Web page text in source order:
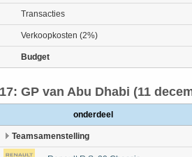
Transacties
Verkoopkosten (2%)
Budget
GP van Abu Dhabi (11
onderdeel
Teamsamenstelling